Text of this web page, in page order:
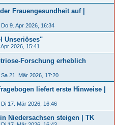
Frauengesundheit auf |
Do 9. Apr 2026, 16:34
Unseriöses"
2026, 15:41
Forschung erheblich
Sa 21. Mär 2026, 17:20
liefert erste Hinweise |
Di 17. Mär 2026, 16:46
Nieder­sachsen steigen | TK